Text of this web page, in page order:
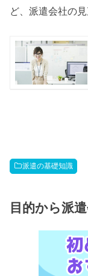
ど、派遣会社の
派遣の基礎知識
目的から派